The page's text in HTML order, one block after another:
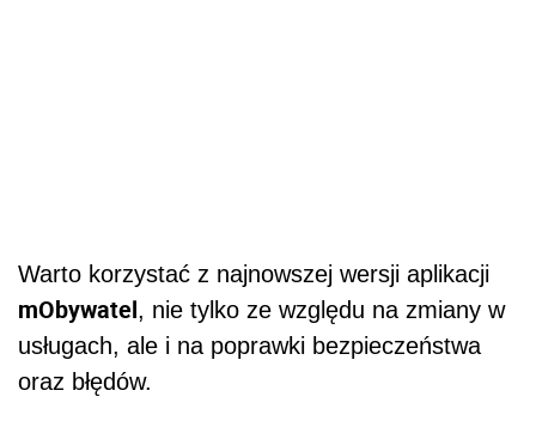
Warto korzystać z najnowszej wersji aplikacji
mObywatel, nie tylko ze względu na zmiany w
usługach, ale i na poprawki bezpieczeństwa
oraz błędów.